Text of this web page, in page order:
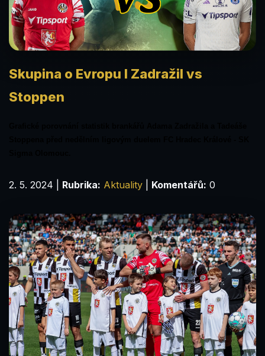
Skupina o Evropu l Zadražil vs
Stoppen
2. 5. 2024 Rubrika: Aktuality Komentářů: 0